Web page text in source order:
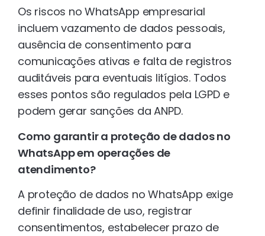
Os riscos no WhatsApp empresarial
incluem vazamento de dados pessoais,
ausência de consentimento para
comunicações ativas e falta de registros
auditáveis para eventuais litígios. Todos
esses pontos são regulados pela LGPD e
podem gerar sanções da ANPD.
Como garantir a proteção de dados no
WhatsApp em operações de
atendimento?
A proteção de dados no WhatsApp exige
definir finalidade de uso, registrar
consentimentos, estabelecer prazo de